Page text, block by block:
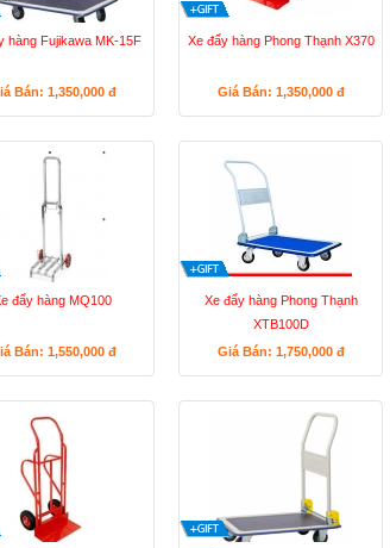
hàng Fujikawa MK-15F
Bán: 1,350,000 đ
Xe đẩy hàng Phong Thạnh X370
Giá Bán: 1,350,000 đ
đẩy hàng MQ100
Bán: 1,550,000 đ
Xe đẩy hàng Phong Thạnh
XTB100D
Giá Bán: 1,750,000 đ